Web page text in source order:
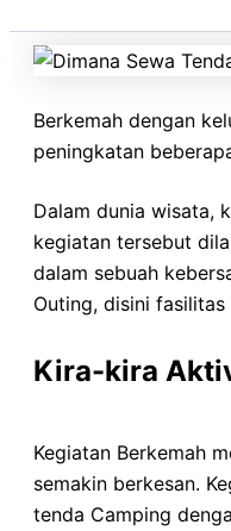
Berkemah dengan
peningkatan
Dalam dunia wisata,
kegiatan tersebut
dalam sebuah
Outing, disini
Kira-kira
Kegiatan Berkemah
semakin berkesan.
tenda Camping